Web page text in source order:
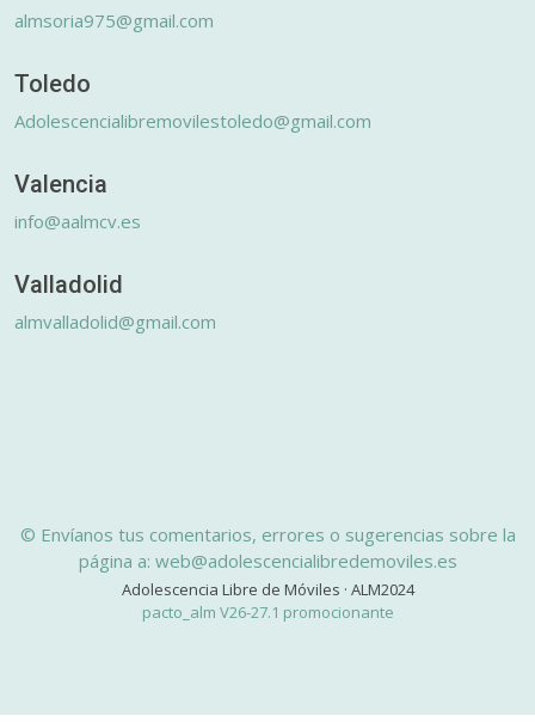
almsoria975@gmail.com
Toledo
Adolescencialibremovilestoledo@gmail.com
Valencia
info@aalmcv.es
Valladolid
almvalladolid@gmail.com
© Envíanos tus comentarios, errores o sugerencias sobre la
página a: web@adolescencialibredemoviles.es
Adolescencia Libre de Móviles · ALM2024
pacto_alm V26-27.1 promocionante